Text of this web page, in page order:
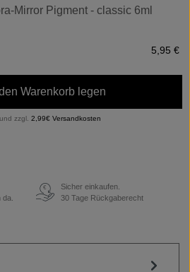
Mirror Pigment - classic 6ml
5,95 €
Warenkorb legen
zzgl. 2,99€ Versandkosten
€
Sicher einkaufen.
30 Tage Rückgaberecht